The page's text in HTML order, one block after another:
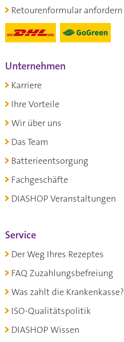
Retourenformular anfordern
Unternehmen
Karriere
Ihre Vorteile
Wir über uns
Das Team
Batterieentsorgung
Fachgeschäfte
DIASHOP Veranstaltungen
Service
Der Weg Ihres Rezeptes
FAQ Zuzahlungsbefreiung
Was zahlt die Krankenkasse?
ISO-Qualitätspolitik
DIASHOP Wissen